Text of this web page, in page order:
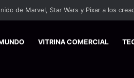
la desinformación en redes
VITRINA COMERCIAL